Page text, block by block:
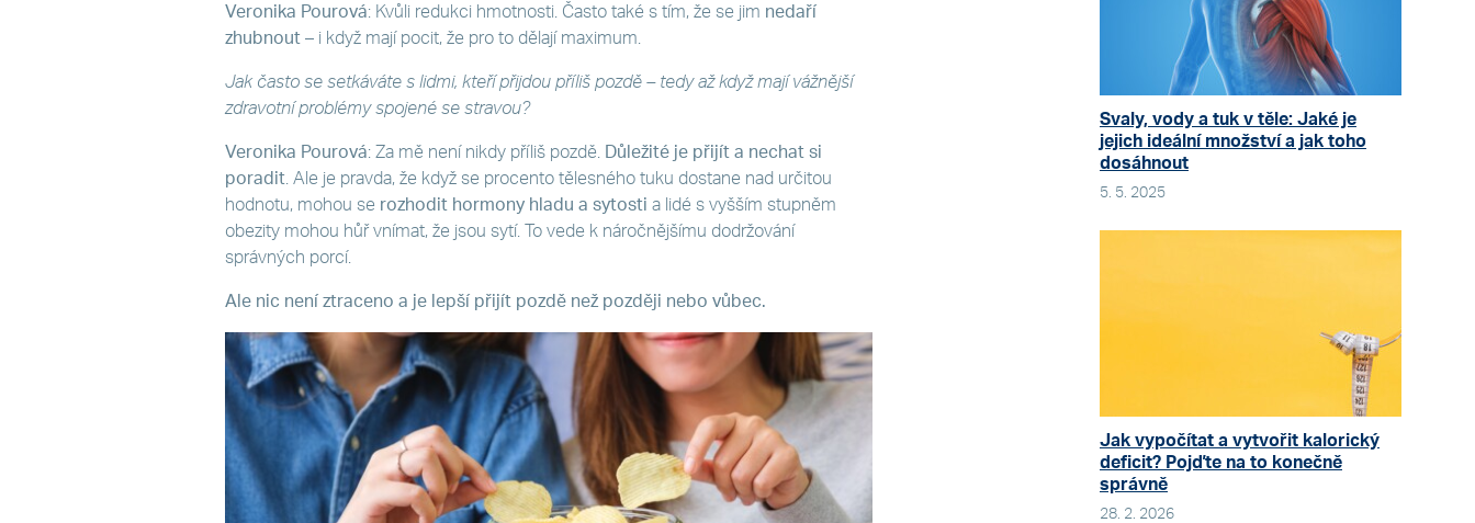
Veronika Pourová: Kvůli redukci hmotnosti. Často také s tím, že se jim nedaří
zhubnout – i když mají pocit, že pro to dělají maximum.
Jak často se setkáváte s lidmi, kteří přijdou příliš pozdě – tedy až když mají vážnější
zdravotní problémy spojené se stravou?
Veronika Pourová: Za mě není nikdy příliš pozdě.
Důležité je přijít a nechat si
poradit . Ale je pravda, že když se procento tělesného tuku dostane nad určitou
hodnotu, mohou se rozhodit hormony hladu a sytosti a lidé s vyšším stupněm
obezity mohou hůř vnímat, že jsou sytí. To vede k náročnějšímu dodržování
správných porcí.
Ale nic není ztraceno a je lepší přijít pozdě než později nebo vůbec.
Svaly, vody a tuk v těle: Jaké je
jejich ideální množství a jak toho
dosáhnout
5. 5. 2025
Jak vypočítat a vytvořit kalorický
deficit? Pojďte na to konečně
správně
28. 2. 2026